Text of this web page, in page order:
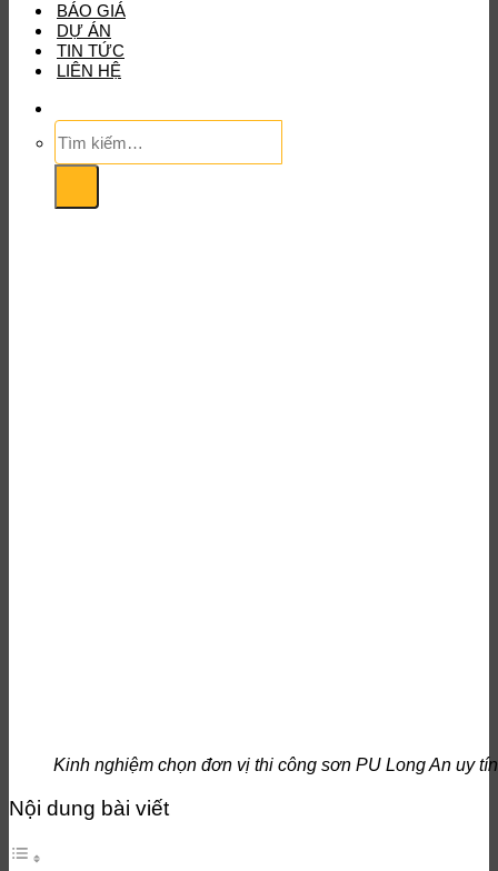
BÁO GIÁ
DỰ ÁN
TIN TỨC
LIÊN HỆ
Tìm
kiếm:
Kinh nghiệm chọn đơn vị thi công sơn PU Long An uy tín
Nội dung bài viết